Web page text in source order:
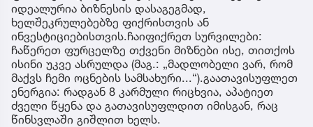
იდეალურია ბიზნესის დასაგეგმად,
ხელშეკრულებებზე ფიქრისთვის ან
ინვესტიციებისთვის.ჩაიფიქრეთ სურვილები:
ჩაწერეთ ფურცელზე თქვენი მიზნები ისე, თითქოს
ისინი უკვე ასრულდა (მაგ.: „მადლობელი ვარ, რომ
მაქვს ჩემი ოცნების სამსახური...“).გაათავისუფლეთ
ენერგია: რადგან 8 კარმული რიცხვია, აპატიეთ
ძველი წყენა და გათავისუფლდით იმისგან, რაც
წინსვლაში გიშლით ხელს.